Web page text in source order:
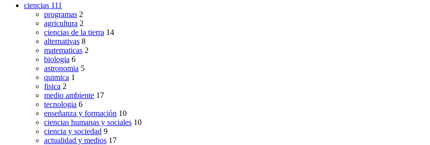
ciencias 111
programas 2
agricultura 2
ciencias de la tierra 14
alternativas 8
matematicas 2
biologia 6
astronomia 5
quimica 1
fisica 2
medio ambiente 17
tecnologia 6
enseñanza y formación 10
ciencias humanas y sociales 10
ciencia y sociedad 9
actualidad y medios 17